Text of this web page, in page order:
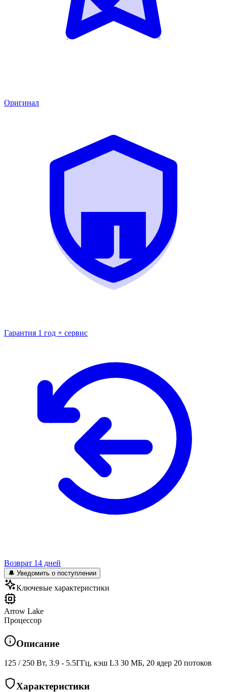
Оригинал
Гарантия 1 год + сервис
Возврат 14 дней
🔔 Уведомить о поступлении
Ключевые характеристики
Arrow Lake
Процессор
Описание
125 / 250 Вт, 3.9 - 5.5ГГц, кэш L3 30 МБ, 20 ядер 20 потоков
Характеристики